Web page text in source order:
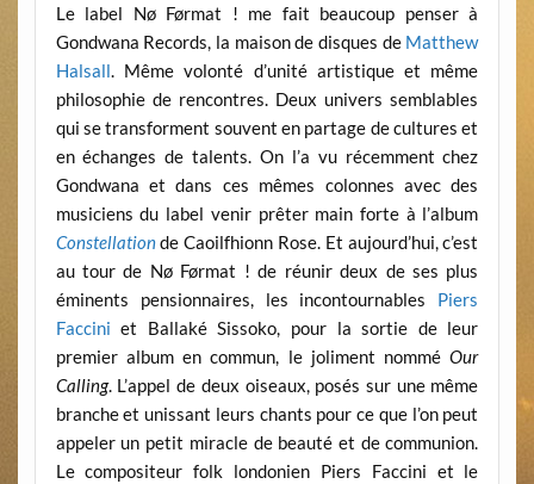
Le label Nø Førmat ! me fait beaucoup penser à
Gondwana Records, la maison de disques de Matthew
Halsall. Même volonté d’unité artistique et même
philosophie de rencontres. Deux univers semblables
qui se transforment souvent en partage de cultures et
en échanges de talents. On l’a vu récemment chez
Gondwana et dans ces mêmes colonnes avec des
musiciens du label venir prêter main forte à l’album
Constellationde Caoilfhionn Rose. Et aujourd’hui, c’est
au tour de Nø Førmat ! de réunir deux de ses plus
éminents pensionnaires, les incontournables Piers
Faccini et Ballaké Sissoko, pour la sortie de leur
premier album en commun, le joliment nomméOur
Calling. L’appel de deux oiseaux, posés sur une même
branche et unissant leurs chants pour ce que l’on peut
appeler un petit miracle de beauté et de communion.
Le compositeur folk londonien Piers Faccini et le